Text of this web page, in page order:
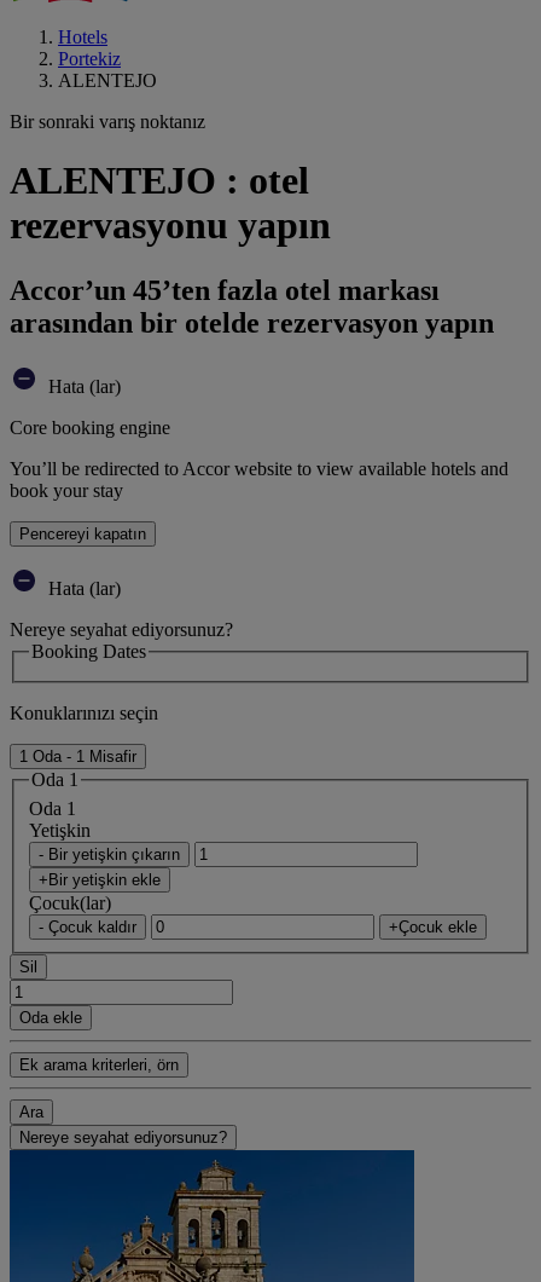
Hotels
Portekiz
ALENTEJO
Bir sonraki varış noktanız
ALENTEJO : otel
rezervasyonu yapın
Accor’un 45’ten fazla otel markası
arasından bir otelde rezervasyon yapın
Hata (lar)
Core booking engine
You’ll be redirected to Accor website to view available hotels and
book your stay
Pencereyi kapatın
Hata (lar)
Nereye seyahat ediyorsunuz?
Booking Dates
Konuklarınızı seçin
1 Oda - 1 Misafir
Oda 1
Oda 1
Yetişkin
- Bir yetişkin çıkarın
+Bir yetişkin ekle
Çocuk(lar)
- Çocuk kaldır +Çocuk ekle
Sil
Oda ekle
Ek arama kriterleri, örn
Ara
Nereye seyahat ediyorsunuz?